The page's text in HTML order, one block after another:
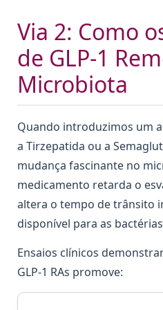
Via 2: Como
de GLP-1
Microbiota
Quando introduzimos um
a Tirzepatida ou a
mudança fascinante no
medicamento retarda o
altera o tempo de trânsito
disponível para as
Ensaios clínicos
GLP-1 RAs promove: